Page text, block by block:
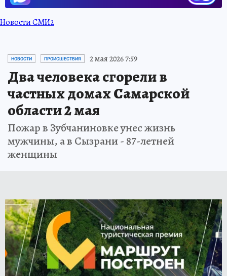
Новости СМИ2
НОВОСТИ ПРОИСШЕСТВИЯ 2 мая 2026 7:59
Два человека сгорели в
частных домах Самарской
области 2 мая
Пожар в Зубчаниновке унес жизнь
мужчины, а в Сызрани - 87-летней
женщины